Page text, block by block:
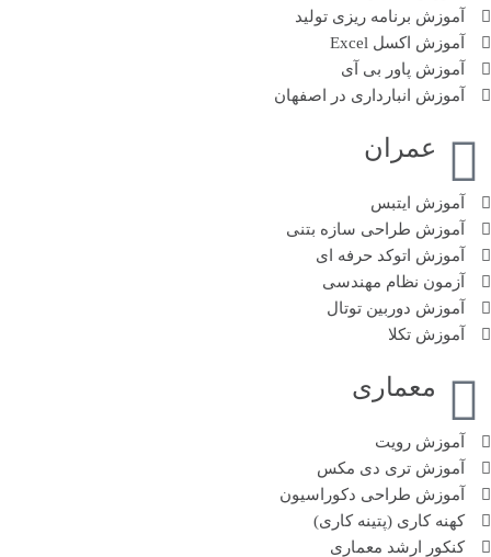
آموزش برنامه ریزی تولید
آموزش اکسل Excel
آموزش پاور بی آی
آموزش انبارداری در اصفهان
عمران
آموزش ایتبس
آموزش طراحی سازه بتنی
آموزش اتوکد حرفه ای
آزمون نظام مهندسی
آموزش دوربین توتال
آموزش تکلا
معماری
آموزش رویت
آموزش تری دی مکس
آموزش طراحی دکوراسیون
کهنه کاری (پتینه کاری)
کنکور ارشد معماری